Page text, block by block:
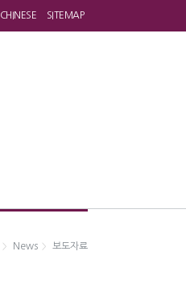
CHINESE SITEMAP
News 보도자료